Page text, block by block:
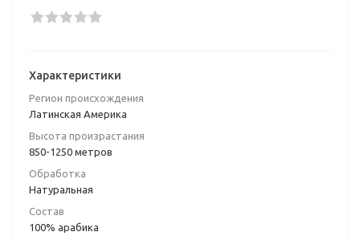
Характеристики
Регион происхождения
Латинская Америка
Высота произрастания
850-1250 метров
Обработка
Натуральная
Состав
100% арабика